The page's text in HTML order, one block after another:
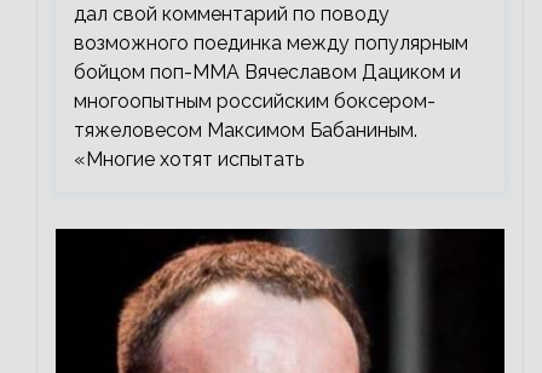
дал свой комментарий по поводу
возможного поединка между популярным
бойцом поп-ММА Вячеславом Дациком и
многоопытным российским боксером-
тяжеловесом Максимом Бабаниным.
«Многие хотят испытать